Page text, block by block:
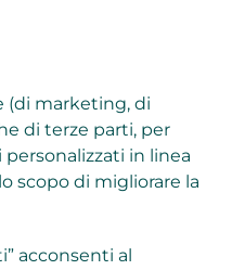
(di marketing, di
di terze parti, per
in linea
scopo di migliorare la
acconsenti al